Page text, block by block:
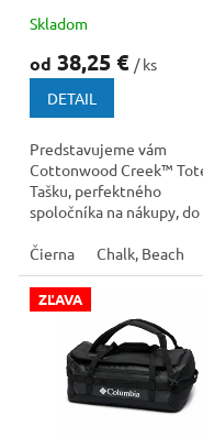
Skladom
od 38,25 € / ks
DETAIL
Predstavujeme vám
Cottonwood Creek™
Tašku, perfektného
spoločníka na nákupy, do
výlety.
Čierna Chalk, Beach
ZĽAVA